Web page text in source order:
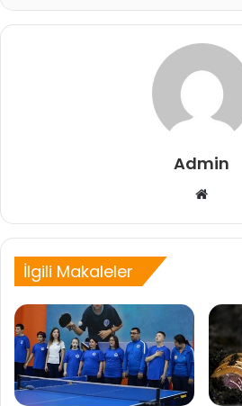
Admin
Web
İlgili Makaleler